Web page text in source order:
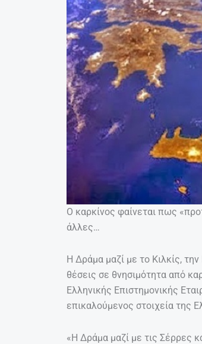
Ο καρκίνος φαίνεται πως
άλλες…
Η Δράμα μαζί με το Κιλκίς,
θέσεις σε θνησιμότητα από
Ελληνικής Επιστημονικής
επικαλούμενος στοιχεία της
«Η Δράμα μαζί με τις Σέρρες